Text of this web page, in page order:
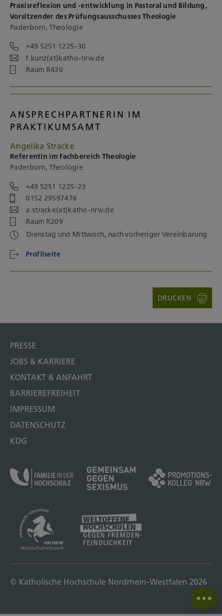
Praxisreflexion und -entwicklung in Pastoral und Bildung,
Vorsitzender des Prüfungsausschusses Theologie
Paderborn, Theologie
+49 5251 1225-30
f.kunz(at)katho-nrw.de
Raum R430
ANSPRECHPARTNERIN IM
PRAKTIKUMSAMT
Angelika Stracke
Referentin im Fachbereich Theologie
Paderborn, Theologie
+49 5251 1225-23
0152 29597476
a.stracke(at)katho-nrw.de
Raum R209
Dienstag und Mittwoch, nach vorheriger Vereinbarung
Profilseite
DRUCKEN
PRESSE
JOBS & KARRIERE
KONTAKT & ANFAHRT
BARRIEREFREIHEIT
IMPRESSUM
DATENSCHUTZ
KDG
© Katholische Hochschule Nordrhein-Westfalen 2026